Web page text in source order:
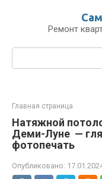
Ремонт
Поиск:
Главная страница
Натяжной
Деми-Луне —
фотопечать
Опубликовано: